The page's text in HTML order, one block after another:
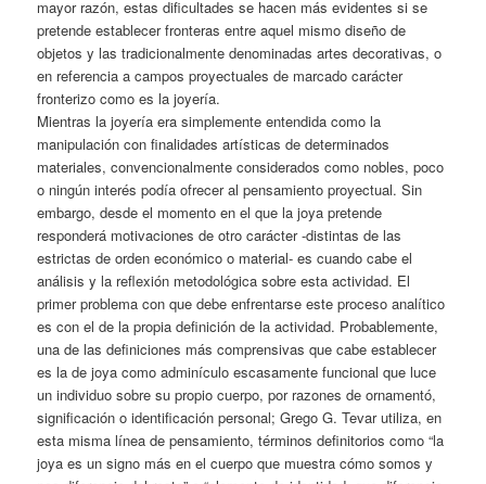
mayor razón, estas dificultades se hacen más evidentes si se
pretende establecer fronteras entre aquel mismo diseño de
objetos y las tradicionalmente denominadas artes decorativas, o
en referencia a campos proyectuales de marcado carácter
fronterizo como es la joyería.
Mientras la joyería era simplemente entendida como la
manipulación con finalidades artísticas de determinados
materiales, convencionalmente considerados como nobles, poco
o ningún interés podía ofrecer al pensamiento proyectual. Sin
embargo, desde el momento en el que la joya pretende
responderá motivaciones de otro carácter -distintas de las
estrictas de orden económico o material- es cuando cabe el
análisis y la reflexión metodológica sobre esta actividad. El
primer problema con que debe enfrentarse este proceso analítico
es con el de la propia definición de la actividad. Probablemente,
una de las definiciones más comprensivas que cabe establecer
es la de joya como adminículo escasamente funcional que luce
un individuo sobre su propio cuerpo, por razones de ornamentó,
significación o identificación personal; Grego G. Tevar utiliza, en
esta misma línea de pensamiento, términos definitorios como “la
joya es un signo más en el cuerpo que muestra cómo somos y